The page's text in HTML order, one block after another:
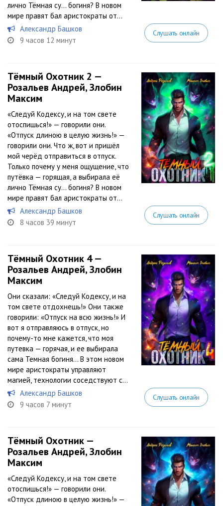
лично Тёмная су… богиня? В новом
мире правят бал аристократы от...
Александр Башков
9 часов 12 минут
Слушать онлайн
Тёмный Охотник 2 —
Розальев Андрей, Злобин
Максим
«Следуй Кодексу, и на том свете
отоспишься!» — говорили они.
«Отпуск длиною в целую жизнь!» —
говорили они. Что ж, вот и пришёл
мой черёд отправиться в отпуск.
Только почему у меня ощущение, что
путёвка — горящая, а выбирала её
лично Тёмная су… богиня? В новом
мире правят бал аристократы от...
Александр Башков
8 часов 39 минут
Слушать онлайн
Тёмный Охотник 4 —
Розальев Андрей, Злобин
Максим
Они сказали: «Следуй Кодексу, и на
том свете отдохнешь!» Они также
говорили: «Отпуск на всю жизнь!» И
вот я отправляюсь в отпуск, но
почему-то мне кажется, что моя
путевка — горячая, и ее выбирала
сама Темная богиня… В этом новом
мире аристократы управляют
магией, технологии соседствуют с...
Александр Башков
9 часов 7 минут
Слушать онлайн
Тёмный Охотник —
Розальев Андрей, Злобин
Максим
«Следуй Кодексу, и на том свете
отоспишься!» — говорили они.
«Отпуск длиною в целую жизнь!» —